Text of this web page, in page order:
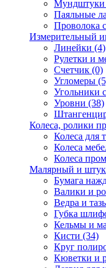
Мундштуки
Паяльные
Проволока
Измерительный
Линейки (4)
Рулетки и
Счетчик (0)
Угломеры
Угольники
Уровни (38)
Колеса, ролики
Колеса для
Колеса
Колеса
Малярный и
Бумага
Валики и
Ведра и
Губка
Кельмы и
Кисти (34)
Круг
Кюветки и